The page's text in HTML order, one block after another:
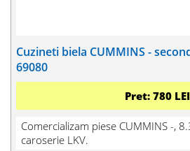
Cuzineti biela CUMMINS -
69080
Pret: 780 LEI
Comercializam piese CUMMINS -,
caroserie LKV.